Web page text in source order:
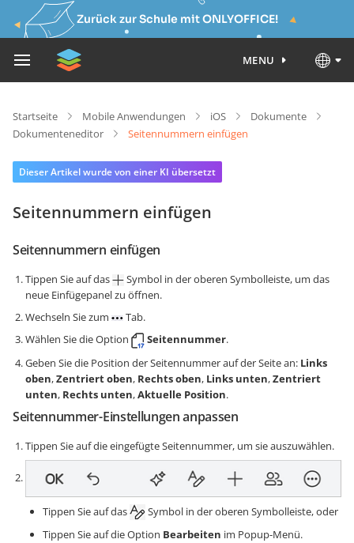
Zurück zur Schule mit ONLYOFFICE!
MENU
Startseite Mobile Anwendungen iOS
Dokumente
Dokumenteneditor
Seitennummern einfügen
Dieser Artikel wurde von einer KI übersetzt
Seitennummern einfügen
Seitennummern einfügen
Tippen Sie auf das
Symbol in der oberen Symbolleiste, um das
neue Einfügepanel zu öffnen.
Wechseln Sie zum
Tab.
Wählen Sie die Option
Seitennummer.
Geben Sie die Position der Seitennummer auf der Seite an: Links
oben,Zentriert oben, Rechts oben, Links unten,Zentriert
unten, Rechts unten,Aktuelle Position.
Seitennummer-Einstellungen anpassen
Tippen Sie auf die eingefügte Seitennummer, um sie auszuwählen.
Tippen Sie auf das
Symbol in der oberen Symbolleiste, oder
Tippen Sie auf die Option Bearbeiten im Popup-Menü.